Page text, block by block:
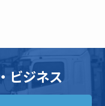
ビジネス